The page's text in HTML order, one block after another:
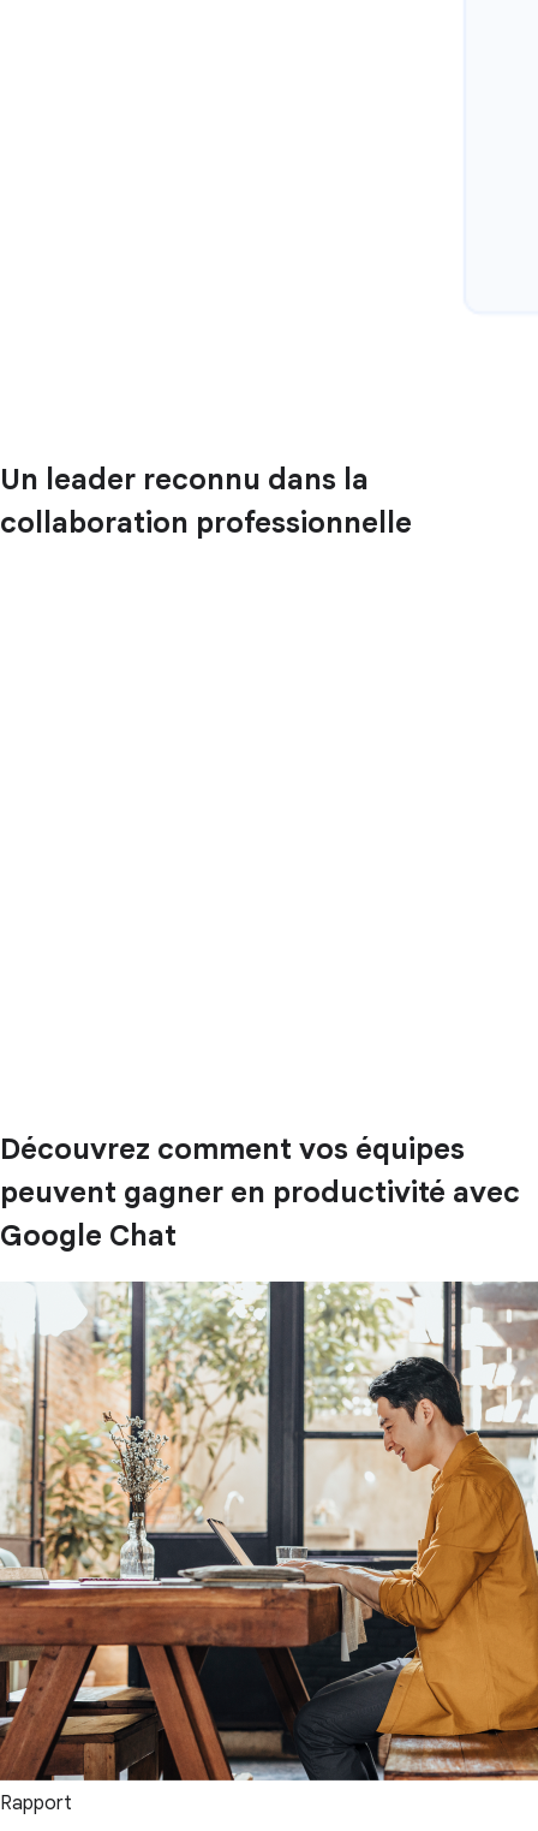
Un leader reconnu dans la
collaboration professionnelle
Découvrez comment vos équipes
peuvent gagner en productivité avec
Google Chat
Rapport